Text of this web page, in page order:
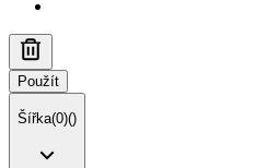
Použít
Šířka(0)()